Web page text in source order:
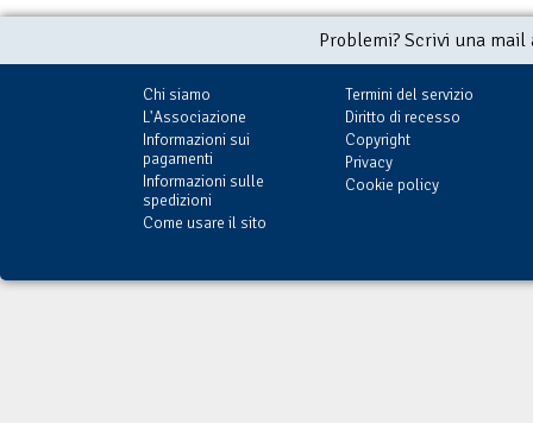
Problemi? Scrivi una
Chi siamo
L'Associazione
Informazioni sui
pagamenti
Informazioni sulle
spedizioni
Come usare il sito
Termini del servizio
Diritto di recesso
Copyright
Privacy
Cookie policy